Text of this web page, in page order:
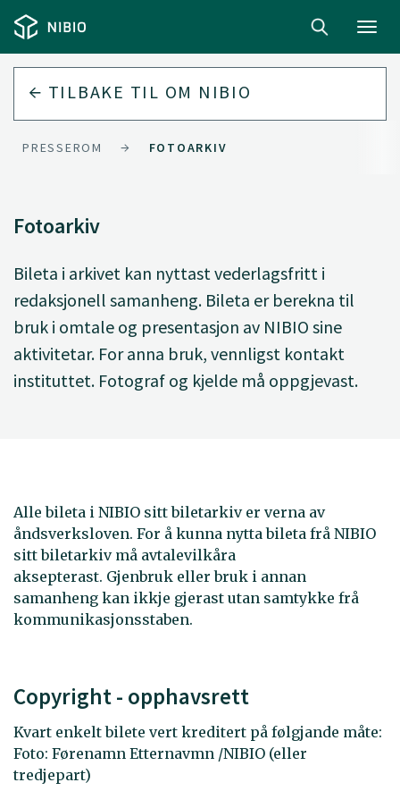
TILBAKE TIL OM NIBIO
PRESSEROM FOTOARKIV
Fotoarkiv
Bileta i arkivet kan nyttast vederlagsfritt i
redaksjonell samanheng. Bileta er berekna til
bruk i omtale og presentasjon av NIBIO sine
aktivitetar. For anna bruk, vennligst kontakt
instituttet. Fotograf og kjelde må oppgjevast.
Alle bileta i NIBIO sitt biletarkiv er verna av
åndsverksloven. For å kunna nytta bileta frå NIBIO
sitt biletarkiv må avtalevilkåra
aksepterast. Gjenbruk eller bruk i annan
samanheng kan ikkje gjerast utan samtykke frå
kommunikasjonsstaben.
Copyright - opphavsrett
Kvart enkelt bilete vert kreditert på følgjande måte:
Foto: Førenamn Etternavmn /NIBIO (eller
tredjepart)